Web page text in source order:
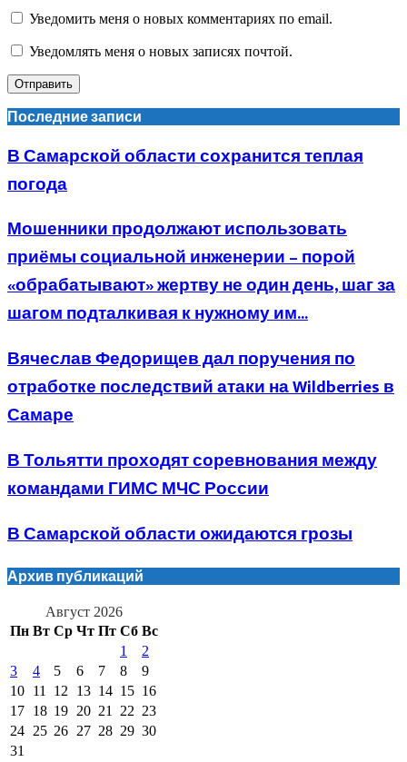
Уведомить меня о новых комментариях по email.
Уведомлять меня о новых записях почтой.
Последние записи
В Самарской области сохранится теплая
погода
Мошенники продолжают использовать
приёмы социальной инженерии – порой
«обрабатывают» жертву не один день, шаг за
шагом подталкивая к нужному им...
Вячеслав Федорищев дал поручения по
отработке последствий атаки на Wildberries в
Самаре
В Тольятти проходят соревнования между
командами ГИМС МЧС России
В Самарской области ожидаются грозы
Архив публикаций
Август 2026
Пн Вт Ср Чт Пт Сб Вс
1
2
3
4 5 6 7 8
9
10 11 12 13 14 15 16
17 18 19 20 21 22 23
24 25 26 27 28 29 30
31